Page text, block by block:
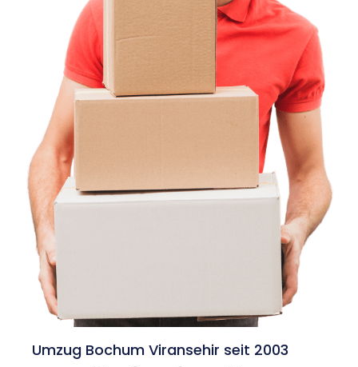
Umzug Bochum Viransehir seit 2003